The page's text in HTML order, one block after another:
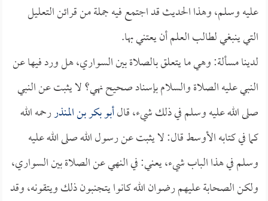
عليه وسلم، وهذا الحديث قد اجتمع فيه جملة من قرائن التعليل
التي ينبغي لطالب العلم أن يعتني بها.
لدينا مسألة: وهي ما يتعلق بالصلاة بين السواري، هل ورد فيها عن
النبي عليه الصلاة والسلام بإسناد صحيح نهي؟ لا يثبت عن النبي
صلى الله عليه وسلم في ذلك شيء، قالأبو بكر بن المنذررحمه الله
كما في كتابه الأوسط قال: لا يثبت عن رسول الله صلى الله عليه
وسلم في هذا الباب شيء، يعني: في النهي عن الصلاة بين السواري،
ولكن الصحابة عليهم رضوان الله كانوا يتجنبون ذلك ويتقونه، وقد